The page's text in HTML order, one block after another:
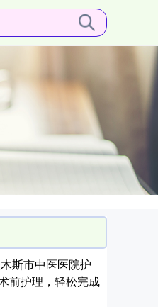
斯市中医医院护
前护理，轻松完成